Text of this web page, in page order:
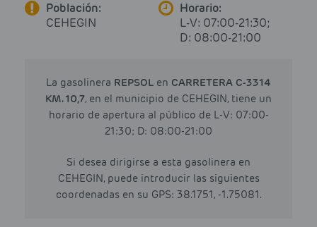
Población:
CEHEGIN
Horario:
L-V: 07:00-21:30;
D: 08:00-21:00
La gasolinera REPSOL en CARRETERA C-3314
KM. 10,7, en el municipio de CEHEGIN, tiene un
horario de apertura al público de L-V: 07:00-
21:30; D: 08:00-21:00
Si desea dirigirse a esta gasolinera en
CEHEGIN, puede introducir las siguientes
coordenadas en su GPS: 38.1751, -1.75081.